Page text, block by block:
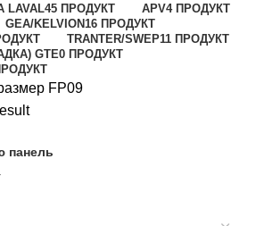
LAVAL45 ПРОДУКТ APV4 ПРОДУКТ
GEA/KELVION 16 ПРОДУКТ
TRANTER/SWEP11 ПРОДУКТ
GTE0 ПРОДУКТ
FP09
панель